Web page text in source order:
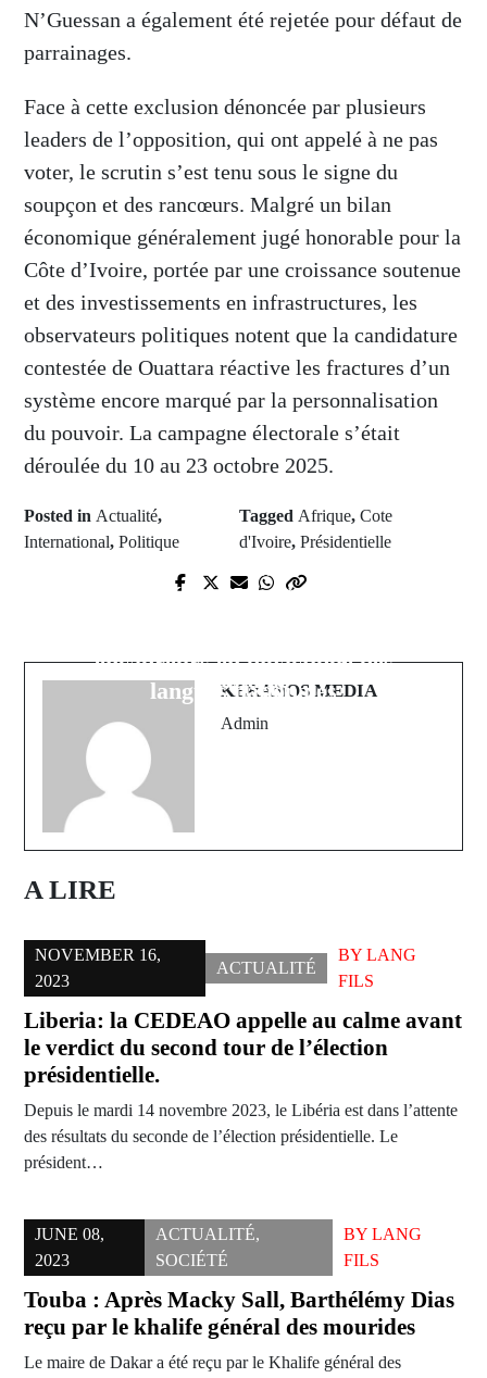
N’Guessan a également été rejetée pour défaut de
parrainages.
Face à cette exclusion dénoncée par plusieurs
leaders de l’opposition, qui ont appelé à ne pas
voter, le scrutin s’est tenu sous le signe du
soupçon et des rancœurs. Malgré un bilan
économique généralement jugé honorable pour la
Côte d’Ivoire, portée par une croissance soutenue
et des investissements en infrastructures, les
observateurs politiques notent que la candidature
contestée de Ouattara réactive les fractures d’un
système encore marqué par la personnalisation
du pouvoir. La campagne électorale s’était
déroulée du 10 au 23 octobre 2025.
Posted in Actualité,
International, Politique
Tagged Afrique,Cote
d'Ivoire,Présidentielle
Sénégal : Le ministre
équitable
encadreurs en didactique des
langues nationales
KERANOS MEDIA
Admin
A LIRE
NOVEMBER 16,
2023
ACTUALITÉ
BY LANG
FILS
Liberia: la CEDEAO appelle au calme avant
le verdict du second tour de l’élection
présidentielle.
Depuis le mardi 14 novembre 2023, le Libéria est dans l’attente
des résultats du seconde de l’élection présidentielle. Le
président…
JUNE 08,
2023
ACTUALITÉ,
SOCIÉTÉ
BYLANG
FILS
Touba : Après Macky Sall, Barthélémy Dias
reçu par le khalife général des mourides
Le maire de Dakar a été reçu par le Khalife général des